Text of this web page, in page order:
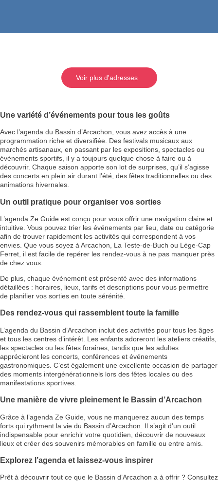
Voir plus d'adresses
Une variété d’événements pour tous les goûts
Avec l’agenda du Bassin d’Arcachon, vous avez accès à une
programmation riche et diversifiée. Des festivals musicaux aux
marchés artisanaux, en passant par les expositions, spectacles ou
événements sportifs, il y a toujours quelque chose à faire ou à
découvrir. Chaque saison apporte son lot de surprises, qu’il s’agisse
des concerts en plein air durant l’été, des fêtes traditionnelles ou des
animations hivernales.
Un outil pratique pour organiser vos sorties
L’agenda Ze Guide est conçu pour vous offrir une navigation claire et
intuitive. Vous pouvez trier les événements par lieu, date ou catégorie
afin de trouver rapidement les activités qui correspondent à vos
envies. Que vous soyez à Arcachon, La Teste-de-Buch ou Lège-Cap
Ferret, il est facile de repérer les rendez-vous à ne pas manquer près
de chez vous.
De plus, chaque événement est présenté avec des informations
détaillées : horaires, lieux, tarifs et descriptions pour vous permettre
de planifier vos sorties en toute sérénité.
Des rendez-vous qui rassemblent toute la famille
L’agenda du Bassin d’Arcachon inclut des activités pour tous les âges
et tous les centres d’intérêt. Les enfants adoreront les ateliers créatifs,
les spectacles ou les fêtes foraines, tandis que les adultes
apprécieront les concerts, conférences et événements
gastronomiques. C’est également une excellente occasion de partager
des moments intergénérationnels lors des fêtes locales ou des
manifestations sportives.
Une manière de vivre pleinement le Bassin d’Arcachon
Grâce à l’agenda Ze Guide, vous ne manquerez aucun des temps
forts qui rythment la vie du Bassin d’Arcachon. Il s’agit d’un outil
indispensable pour enrichir votre quotidien, découvrir de nouveaux
lieux et créer des souvenirs mémorables en famille ou entre amis.
Explorez l’agenda et laissez-vous inspirer
Prêt à découvrir tout ce que le Bassin d’Arcachon a à offrir ? Consultez